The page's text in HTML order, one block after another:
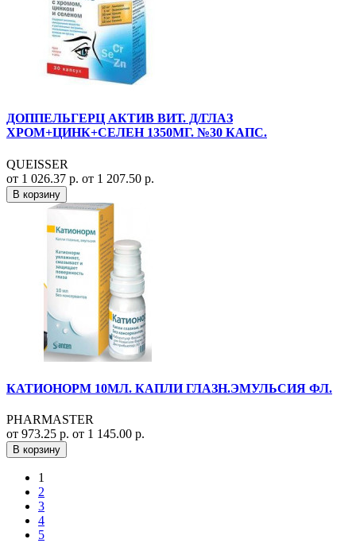
ДОППЕЛЬГЕРЦ АКТИВ ВИТ. Д/ГЛАЗ
ХРОМ+ЦИНК+СЕЛЕН 1350МГ. №30 КАПС.
QUEISSER
от 1 026.37 р. от 1 207.50 р.
В корзину
КАТИОНОРМ 10МЛ. КАПЛИ ГЛАЗН.ЭМУЛЬСИЯ ФЛ.
PHARMASTER
от 973.25 р. от 1 145.00 р.
В корзину
1
2
3
4
5